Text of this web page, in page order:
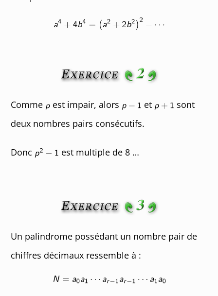
Comme est impair, alors et
sont
deux nombres pairs consécutifs.
Donc est multiple de 8 …
Un palindrome possédant un nombre pair de
chiffres décimaux ressemble à :